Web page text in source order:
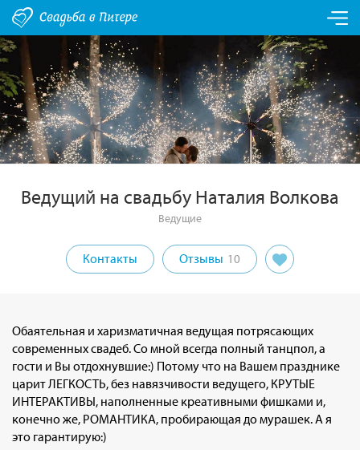
Ведущий на свадьбу Наталия Волкова
Ведущие
Контакты Отзывы 10
Обаятельная и харизматичная ведущая потрясающих
современных свадеб. Со мной всегда полный танцпол, а
гости и Вы отдохнувшие:) Потому что на Вашем празднике
царит ЛЕГКОСТЬ, без навязчивости ведущего, КРУТЫЕ
ИНТЕРАКТИВЫ, наполненные креативными фишками и,
конечно же, РОМАНТИКА, пробирающая до мурашек. А я
это гарантирую:)